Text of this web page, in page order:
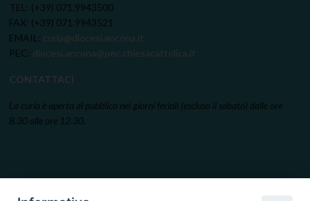
TEL: (+39) 071.9943500
FAX: (+39) 071.9943521
EMAIL: curia@diocesi.ancona.it
PEC: diocesi.ancona@pec.chiesacattolica.it
CONTATTACI
La curia è aperta al pubblico nei giorni feriali (escluso il sabato) dalle ore
8.30 alle ore 12.30.